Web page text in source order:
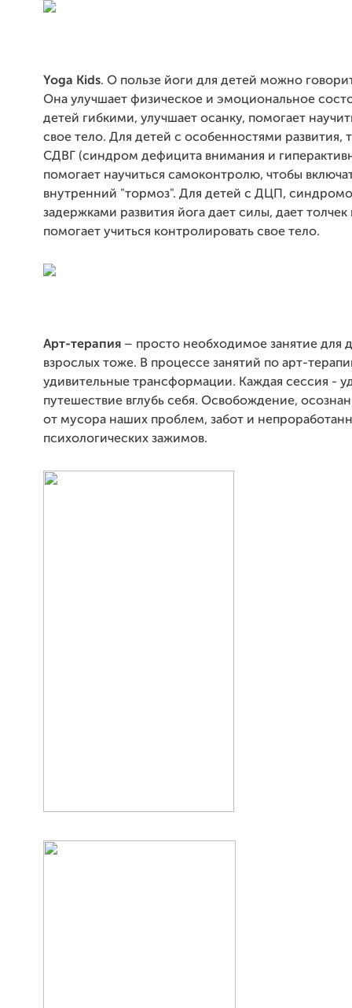
Yoga Kids. О пользе йоги для детей можно
Она улучшает физическое и эмоциональное
детей гибкими, улучшает осанку, помогает
свое тело. Для детей с особенностями развития,
СДВГ (синдром дефицита внимания и
помогает научиться самоконтролю, чтобы
внутренний "тормоз". Для детей с ДЦП,
задержками развития йога дает силы, дает толчек
помогает учиться контролировать свое тело.
Арт-терапия – просто необходимое занятие для
взрослых тоже. В процессе занятий по арт-
удивительные трансформации. Каждая сессия -
путешествие вглубь себя. Освобождение,
от мусора наших проблем, забот и
психологических зажимов.